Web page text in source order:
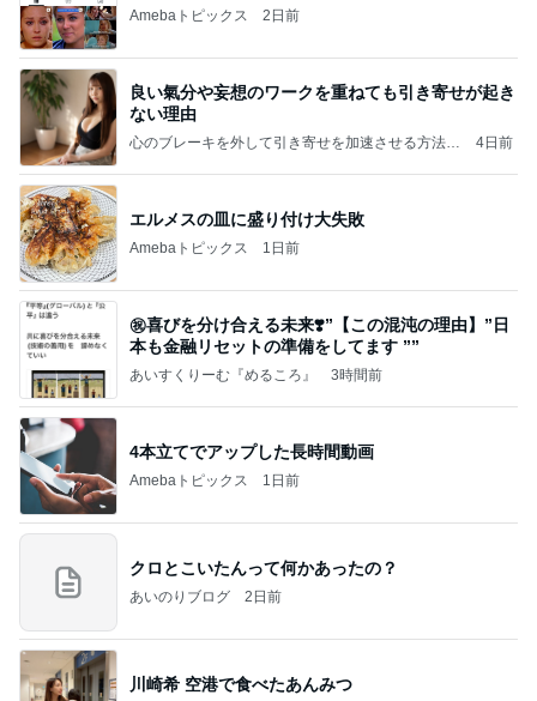
Amebaトピックス 2日前
良い氣分や妄想のワークを重ねても引き寄せが起き
ない理由
心のブレーキを外して引き寄せを加速させる方法：
4日前
エルメスの皿に盛り付け大失敗
Amebaトピックス 1日前
㊗️喜びを分け合える未来❣️”【この混沌の理由】”⽇
本も⾦融リセットの準備をしてます ””
あいすくりーむ『めるころ』 3時間前
4本立てでアップした長時間動画
Amebaトピックス 1日前
クロとこいたんって何かあったの？
あいのりブログ 2日前
川崎希 空港で食べたあんみつ